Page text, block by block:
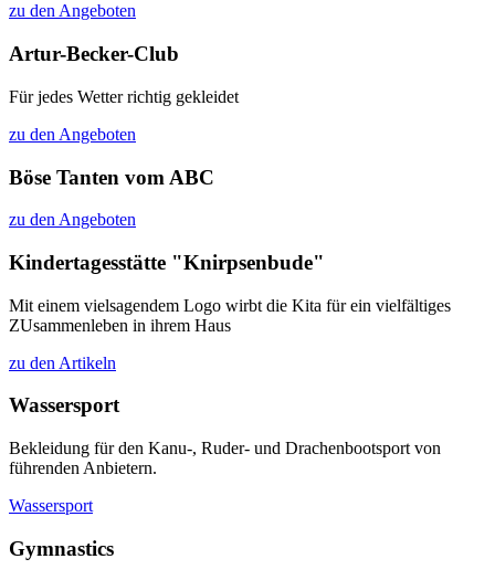
zu den Angeboten
Artur-Becker-Club
Für jedes Wetter richtig gekleidet
zu den Angeboten
Böse Tanten vom ABC
zu den Angeboten
Kindertagesstätte "Knirpsenbude"
Mit einem vielsagendem Logo wirbt die Kita für ein vielfältiges
ZUsammenleben in ihrem Haus
zu den Artikeln
Wassersport
Bekleidung für den Kanu-, Ruder- und Drachenbootsport von
führenden Anbietern.
Wassersport
Gymnastics